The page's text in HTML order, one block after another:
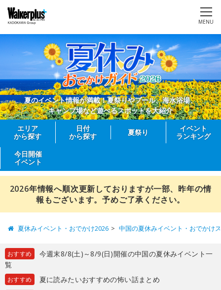
MENU
夏のイベント情報が満載！夏祭りやプール、海水浴場、
キャンプ場など遊べるスポットを大紹介
エリア
から探す
日付
から探す
夏祭り
イベント
ランキング
今日開催
イベント
2026年情報へ順次更新しておりますが一部、昨年の情
報もございます。予めご了承ください。
夏休みイベント・おでかけ2026 中国の夏休みイベント・おでかけ
おすすめ
今週末8/8(土)～8/9(日)開催の中国の夏休みイベント一
覧
おすすめ 夏に読みたいおすすめの怖い話まとめ